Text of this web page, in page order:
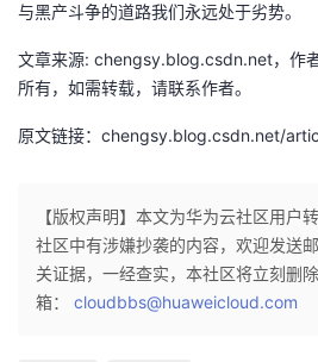
与黑产斗争的道路我们永远处于劣势。
文章来源: chengsy.blog.csdn.net，作
所有，如需转载，请联系作者。
原文链接：chengsy.blog.csdn.net/
【版权声明】本文为华为云社区用户
社区中有涉嫌抄袭的内容，欢迎发送
关证据，一经查实，本社区将立刻删
箱： cloudbbs@huaweicloud.com